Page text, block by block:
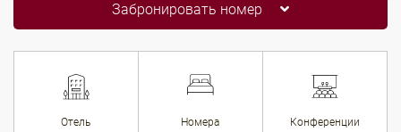
Забронировать номер
Отель Номера Конференции